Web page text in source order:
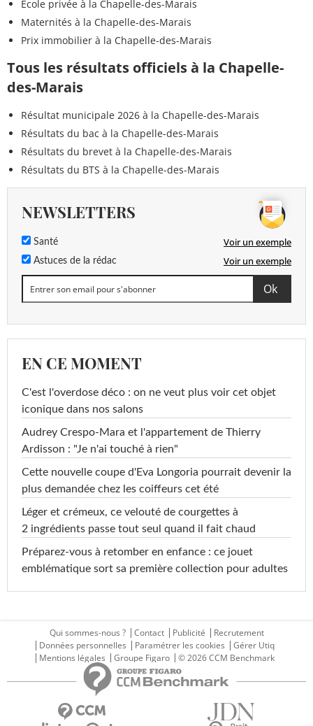
Ecole privée à la Chapelle-des-Marais
Maternités à la Chapelle-des-Marais
Prix immobilier à la Chapelle-des-Marais
Tous les résultats officiels à la Chapelle-
des-Marais
Résultat municipale 2026 à la Chapelle-des-Marais
Résultats du bac à la Chapelle-des-Marais
Résultats du brevet à la Chapelle-des-Marais
Résultats du BTS à la Chapelle-des-Marais
NEWSLETTERS
Santé Voir un exemple
Astuces de la rédac Voir un exemple
EN CE MOMENT
C'est l'overdose déco : on ne veut plus voir cet objet
iconique dans nos salons
Audrey Crespo-Mara et l'appartement de Thierry
Ardisson : "Je n'ai touché à rien"
Cette nouvelle coupe d'Eva Longoria pourrait devenir la
plus demandée chez les coiffeurs cet été
Léger et crémeux, ce velouté de courgettes à
2 ingrédients passe tout seul quand il fait chaud
Préparez-vous à retomber en enfance : ce jouet
emblématique sort sa première collection pour adultes
Qui sommes-nous ? Contact Publicité
Recrutement
Données personnelles
Paramétrer les cookies
Gérer Utiq
Mentions légales
Groupe Figaro © 2026 CCM Benchmark